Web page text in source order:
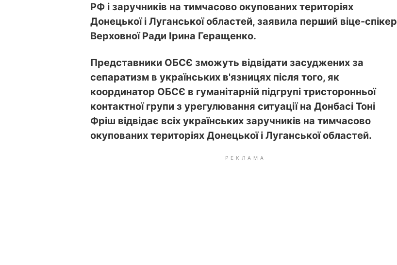
РФ і заручників на тимчасово окупованих територіях
Донецької і Луганської областей, заявила перший віце-спікер
Верховної Ради Ірина Геращенко.
Представники ОБСЄ зможуть відвідати засуджених за
сепаратизм в українських в'язницях після того, як
координатор ОБСЄ в гуманітарній підгрупі тристоронньої
контактної групи з урегулювання ситуації на Донбасі Тоні
Фріш відвідає всіх українських заручників на тимчасово
окупованих територіях Донецької і Луганської областей.
РЕКЛАМА